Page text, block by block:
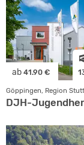
ab 41.90 €
Göppingen, Region
DJH-